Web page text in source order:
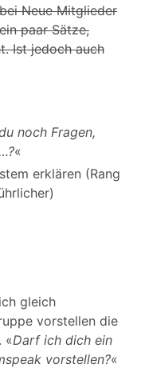
Neue Mitglieder
paar Sätze,
Ist jedoch auch
noch Fragen,
«
erklären (Rang
gleich
vorstellen die
«Darf ich dich ein
vorstellen?«